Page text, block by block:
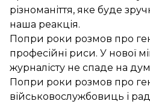
різноманіття, яке буде
наша реакція.
Попри роки розмов про
професійні риси. У нової
журналісту не спаде на
Попри роки розмов про
військовослужбовиць і